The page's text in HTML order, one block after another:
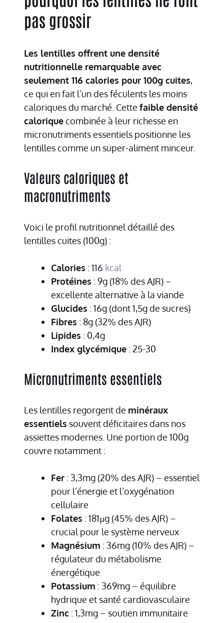
pas grossir
Les lentilles offrent une densité
nutritionnelle remarquable avec
seulement 116 calories pour 100g cuites,
ce qui en fait l’un des féculents les moins
caloriques du marché. Cette faible densité
caloriquecombinée à leur richesse en
micronutriments essentiels positionne les
lentilles comme un super-aliment minceur.
Valeurs caloriques et
macronutriments
Voici le profil nutritionnel détaillé des
lentilles cuites (100g) :
Calories : 116 kcal
Protéines : 9g (18% des AJR) –
excellente alternative à la viande
Glucides : 16g (dont 1,5g de sucres)
Fibres : 8g (32% des AJR)
Lipides : 0,4g
Index glycémique : 25-30
Micronutriments essentiels
Les lentilles regorgent de minéraux
essentiels souvent déficitaires dans nos
assiettes modernes. Une portion de 100g
couvre notamment :
Fer : 3,3mg (20% des AJR) – essentiel
pour l’énergie et l’oxygénation
cellulaire
Folates : 181µg (45% des AJR) –
crucial pour le système nerveux
Magnésium : 36mg (10% des AJR) –
régulateur du métabolisme
énergétique
Potassium : 369mg – équilibre
hydrique et santé cardiovasculaire
Zinc : 1,3mg – soutien immunitaire